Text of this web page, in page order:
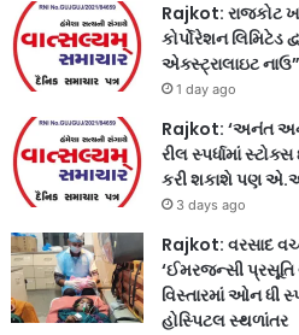
Rajkot: રાજકોટ
કોર્પોરેશન લિમિટેડ
એક્સ્ટ્રાલાઇટ
1 day ago
Rajkot: ‘અનંત
રીલ સ્પર્ધામાં
કરી શકાશે પણ
3 days ago
Rajkot: વરસાદ
‘ઈમરજન્સી પ્રસૂતિ
વિસ્તારમાં ઓન ધી
હોસ્પિટલ સ્થળાંતર